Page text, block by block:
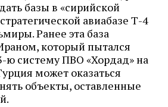
базы в «сирийской
авиабазе Т-4
Ранее эта база
который пытался
ю систему ПВО «Хордад» на
может оказаться
объекты, оставленные